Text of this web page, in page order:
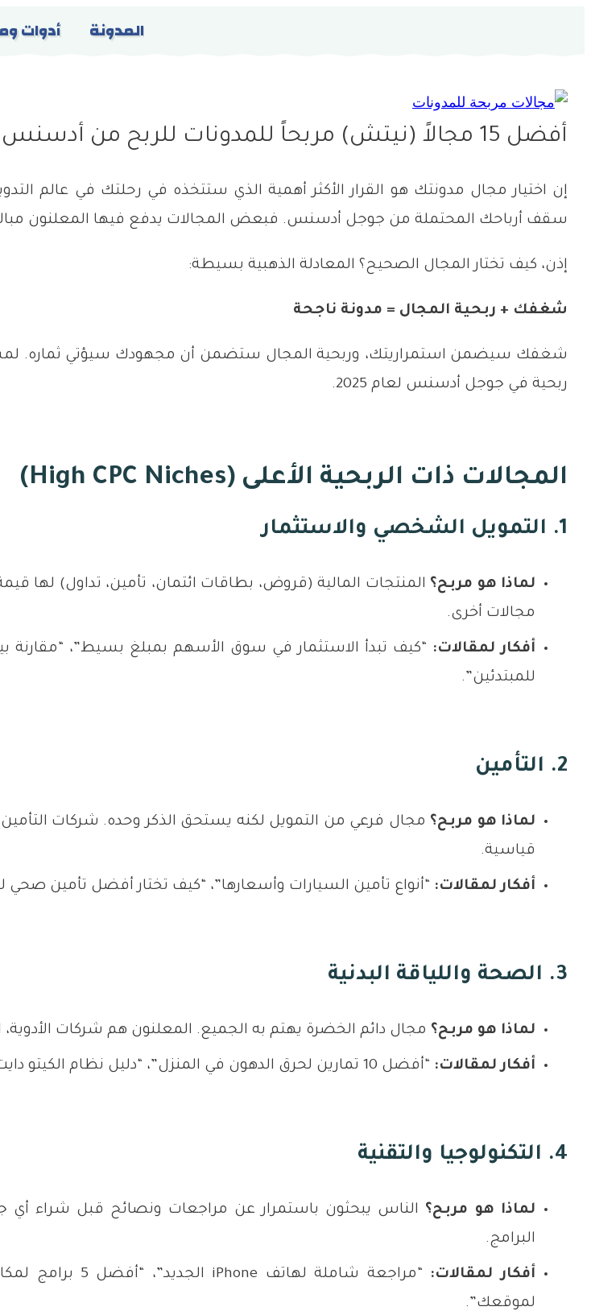
المدونة أدوات
أفضل 15 مجالاً (نيتش) مربحاً للمدونات للربح من أدسنس في 2025
إن اختيار مجال مدونتك هو القرار الأكثر أهمية الذي ستتخذه في رحلتك في عالم
سقف أرباحك المحتملة من جوجل أدسنس. فبعض المجالات يدفع فيها المعلنون مبالغ
إذن، كيف تختار المجال الصحيح؟ المعادلة الذهبية بسيطة:
شغفك + ربحية المجال = مدونة ناجحة
ربحية في جوجل أدسنس لعام 2025.
المجالات ذات الربحية الأعلى (High CPC Niches)
1. التمويل الشخصي والاستثمار
لماذا هو مربح؟ المنتجات المالية (قروض، بطاقات ائتمان، تأمين، تداول) لها
مجالات أخرى.
أفكار لمقالات: “كيف تبدأ الاستثمار في سوق الأسهم بمبلغ بسيط”، “مقارنة
للمبتدئين”.
2. التأمين
لماذا هو مربح؟ مجال فرعي من التمويل لكنه يستحق الذكر وحده. شركات
قياسية.
أفكار لمقالات: “أنواع تأمين السيارات وأسعارها”، “كيف تختار أفضل تأمين صحي
3. الصحة واللياقة البدنية
لماذا هو مربح؟ مجال دائم الخضرة يهتم به الجميع. المعلنون هم شركات الأدوية،
أفكار لمقالات: “أفضل 10 تمارين لحرق الدهون في المنزل”، “دليل نظام الكيتو دايت للمبتدئين”، “كيفية التخلص من الأرق وتحسين جودة النوم”.
4. التكنولوجيا والتقنية
لماذا هو مربح؟ الناس يبحثون باستمرار عن مراجعات ونصائح قبل شراء أي
البرامج.
أفكار لمقالات:
لموقعك”.